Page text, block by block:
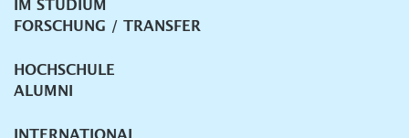
IM STUDIUM
FORSCHUNG / TRANSFER
HOCHSCHULE
ALUMNI